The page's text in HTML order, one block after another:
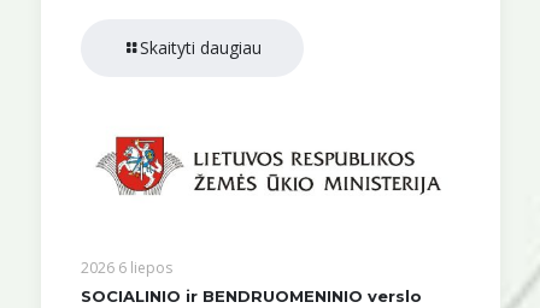
Skaityti daugiau
2026 6 liepos
SOCIALINIO ir BENDRUOMENINIO verslo